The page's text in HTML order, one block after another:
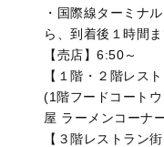
・国際線ターミナ
ら、到着後１時間
【売店】6:50～
【１階・２階レス
(1階フードコート
屋 ラーメンコーナ
【３階レストラン